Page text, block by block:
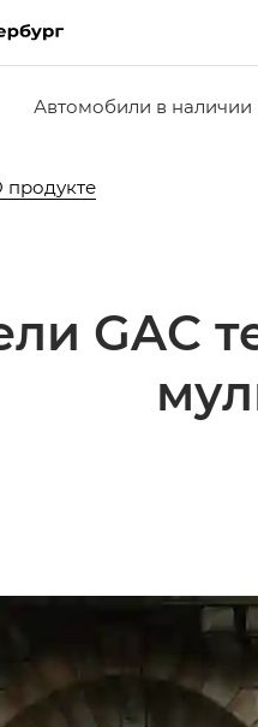
Автомобили в наличии
продукте
GAC